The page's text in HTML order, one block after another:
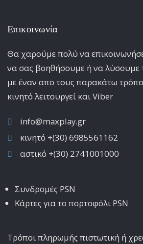
Επικοινωνία
Θα χαρούμε πολύ να
να σας βοηθήσουμε ή να λύσουμε
με έναν απο τους παρακάτω
κινητό λειτoυργεί και Viber
info@maxplay.gr
κινητό +(30) 6985561162
αστικό +(30) 2741001000
Συνδρομές PSN
Κάρτες για το πορτοφόλι PSN
Τρόποι πληρωμής πιστωτική ή